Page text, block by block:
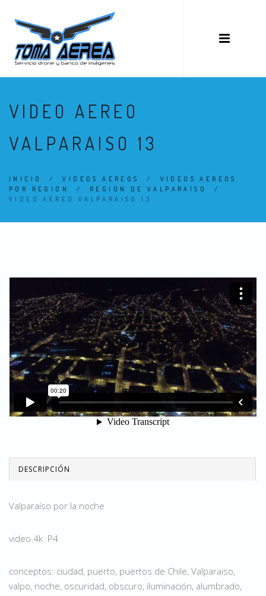
VIDEO AEREO
VALPARAISO 13
INICIO /VIDEOS AEREOS / VIDEOS AEREOS
POR REGION
/ REGIÓN DE VALPARAÍSO
/
VIDEO AEREO VALPARAISO 13
DESCRIPCIÓN
Valparaíso por la noche
video 4k P4
conceptos: ciudad, puerto, puertos de Chile, Valparaiso,
valpo, noche, oscuridad, obscuro, iluminación, alumbrado,